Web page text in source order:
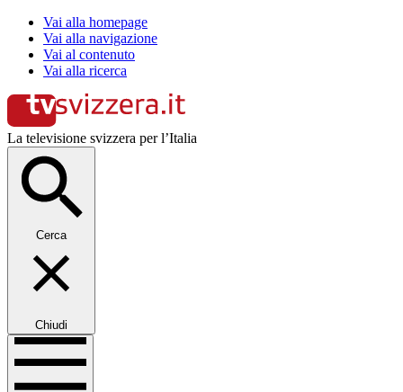
Vai alla homepage
Vai alla navigazione
Vai al contenuto
Vai alla ricerca
La televisione svizzera per l’Italia
Cerca
Chiudi